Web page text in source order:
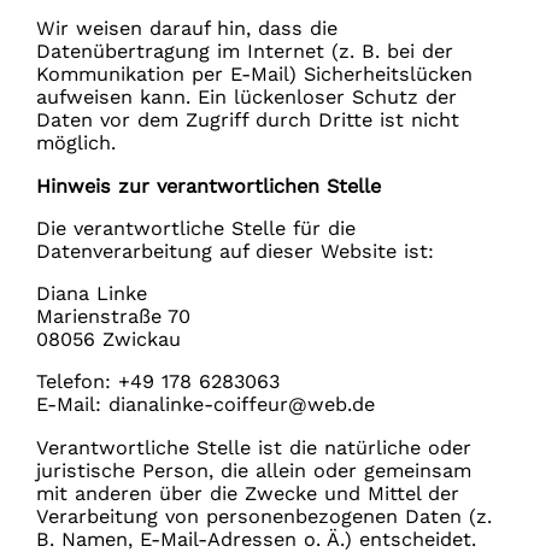
Wir weisen darauf hin, dass die
Datenübertragung im Internet (z. B. bei der
Kommunikation per E-Mail) Sicherheitslücken
aufweisen kann. Ein lückenloser Schutz der
Daten vor dem Zugriff durch Dritte ist nicht
möglich.
Hinweis zur verantwortlichen Stelle
Die verantwortliche Stelle für die
Datenverarbeitung auf dieser Website ist:
Diana Linke
Marienstraße 70
08056 Zwickau
Telefon: +49 178 6283063
E-Mail: dianalinke-coiffeur@web.de
Verantwortliche Stelle ist die natürliche oder
juristische Person, die allein oder gemeinsam
mit anderen über die Zwecke und Mittel der
Verarbeitung von personenbezogenen Daten (z.
B. Namen, E-Mail-Adressen o. Ä.) entscheidet.